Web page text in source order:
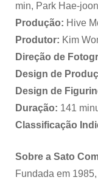
min, Park Hae-
Produção: Hive
Produtor: Kim
Direção de
Design de
Design de
Duração: 141
Classificação
Sobre a Sato
Fundada em